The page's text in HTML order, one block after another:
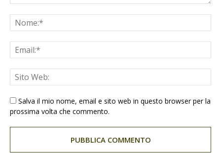
Salva il mio nome, email e sito web in questo browser per la
prossima volta che commento.